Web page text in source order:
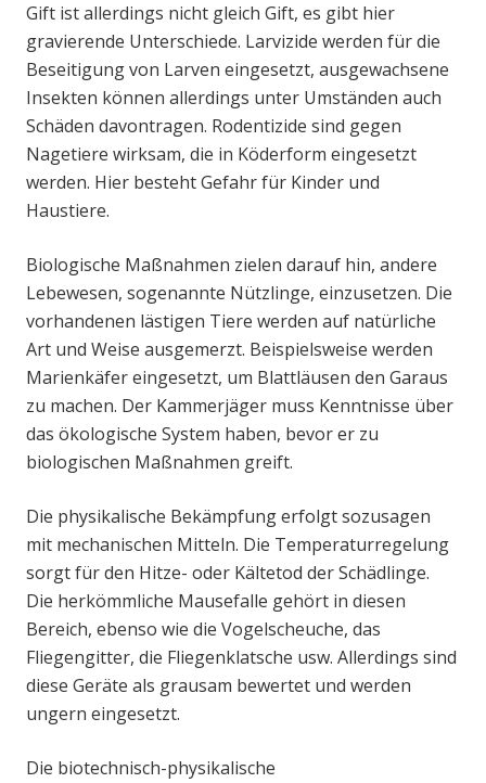
Gift ist allerdings nicht gleich Gift, es gibt hier
gravierende Unterschiede. Larvizide werden für die
Beseitigung von Larven eingesetzt, ausgewachsene
Insekten können allerdings unter Umständen auch
Schäden davontragen. Rodentizide sind gegen
Nagetiere wirksam, die in Köderform eingesetzt
werden. Hier besteht Gefahr für Kinder und
Haustiere.
Biologische Maßnahmen zielen darauf hin, andere
Lebewesen, sogenannte Nützlinge, einzusetzen. Die
vorhandenen lästigen Tiere werden auf natürliche
Art und Weise ausgemerzt. Beispielsweise werden
Marienkäfer eingesetzt, um Blattläusen den Garaus
zu machen. Der Kammerjäger muss Kenntnisse über
das ökologische System haben, bevor er zu
biologischen Maßnahmen greift.
Die physikalische Bekämpfung erfolgt sozusagen
mit mechanischen Mitteln. Die Temperaturregelung
sorgt für den Hitze- oder Kältetod der Schädlinge.
Die herkömmliche Mausefalle gehört in diesen
Bereich, ebenso wie die Vogelscheuche, das
Fliegengitter, die Fliegenklatsche usw. Allerdings sind
diese Geräte als grausam bewertet und werden
ungern eingesetzt.
Die biotechnisch-physikalische